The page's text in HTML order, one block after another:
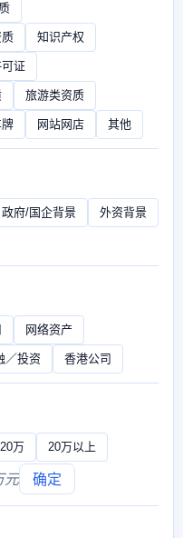
知识产权
证
旅游类资质
网站网店 其他
政府/国企背景 外资背景
网络资产
／投资 香港公司
万 20万以上
元 确定